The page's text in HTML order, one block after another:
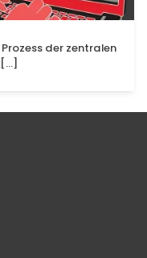
der zentralen